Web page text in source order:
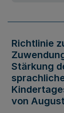
Richtlinie
Stärkung
von